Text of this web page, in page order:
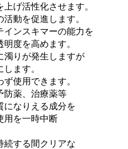
げ活性化させます。
動を促進します。
インスキマーの能力を
度を高めます。
濁りが発生しますが
ます。
使用できます。
防薬、治療薬等
になりえる成分を
用を一時中断
続する間クリアな